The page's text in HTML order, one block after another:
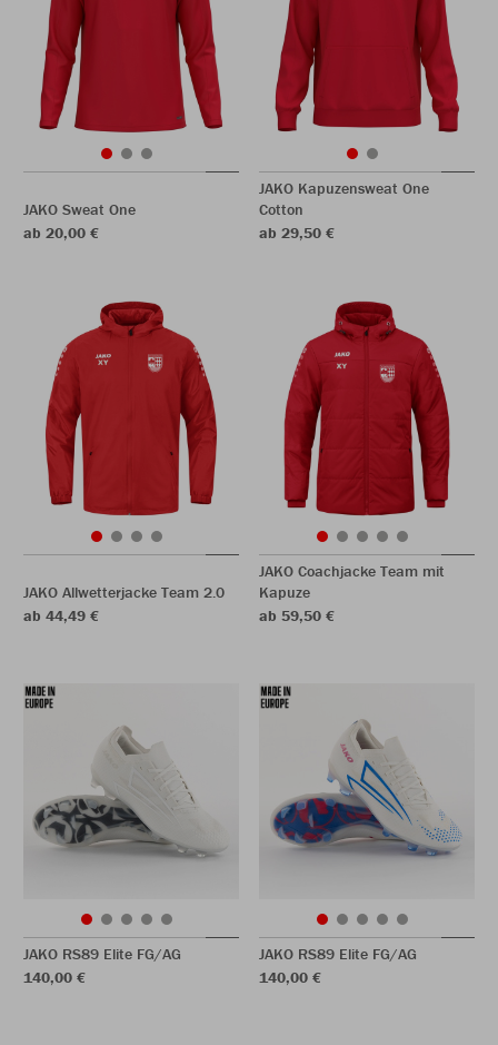
JAKO Sweat One
ab 20,00 €
JAKO Kapuzensweat One
Cotton
ab 29,50 €
JAKO Allwetterjacke Team 2.0
ab 44,49 €
JAKO Coachjacke Team mit
Kapuze
ab 59,50 €
JAKO RS89 Elite FG/AG
140,00 €
JAKO RS89 Elite FG/AG
140,00 €